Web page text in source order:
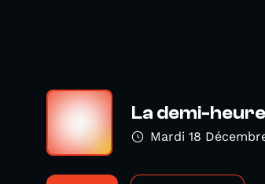
La demi-
Mardi 18